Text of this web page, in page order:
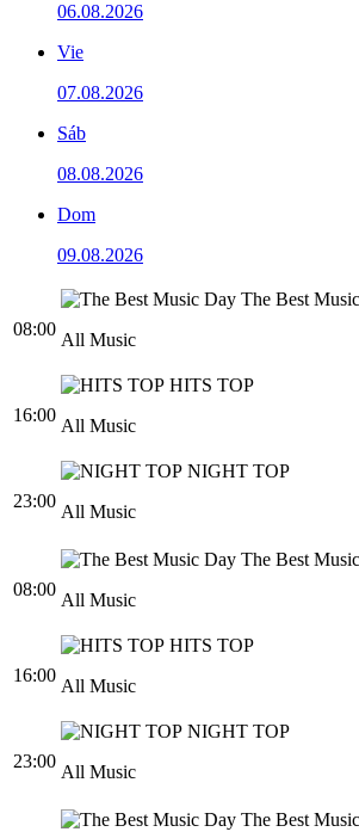
06.08.2026
Vie
07.08.2026
Sáb
08.08.2026
Dom
09.08.2026
08:00
The Best
All Music
16:00
HITS TOP
All Music
23:00
NIGHT TOP
All Music
08:00
The Best
All Music
16:00
HITS TOP
All Music
23:00
NIGHT TOP
All Music
The Best